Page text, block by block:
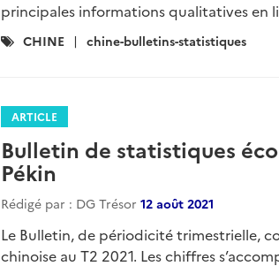
principales informations qualitatives en
Catégories
CHINE chine-bulletins-statistiques
ARTICLE
Bulletin de statistiques
Pékin
Rédigé par : DG Trésor 12 août 2021
Le Bulletin, de périodicité trimestrielle,
chinoise au T2 2021. Les chiffres